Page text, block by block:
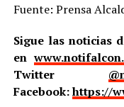
Fuente: Prensa
Sigue las noticias
en
Twitter
Facebook:https://